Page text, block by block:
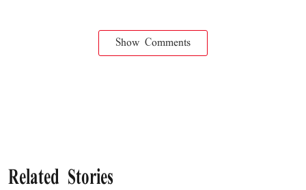
Show Comments
Related Stories